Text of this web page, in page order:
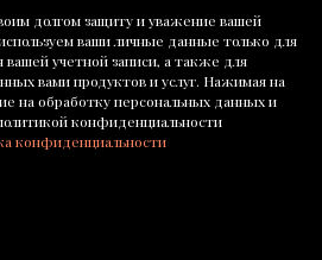
долгом защиту и уважение вашей
ваши личные данные только для
учетной записи, а также для
вами продуктов и услуг. Нажимая на
на обработку персональных данных и
конфиденциальности
конфиденциальности